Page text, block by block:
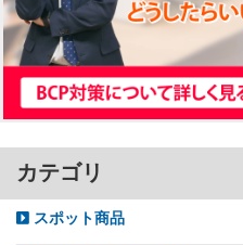
カテゴリ
スポット商品